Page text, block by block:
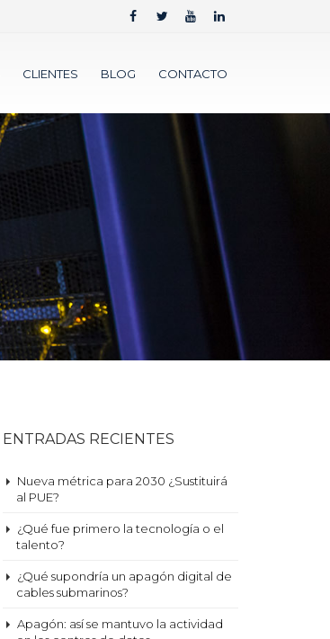
CLIENTES BLOG CONTACTO
ENTRADAS RECIENTES
Nueva métrica para 2030 ¿Sustituirá
al PUE?
¿Qué fue primero la tecnología o el
talento?
¿Qué supondría un apagón digital de
cables submarinos?
Apagón: así se mantuvo la actividad